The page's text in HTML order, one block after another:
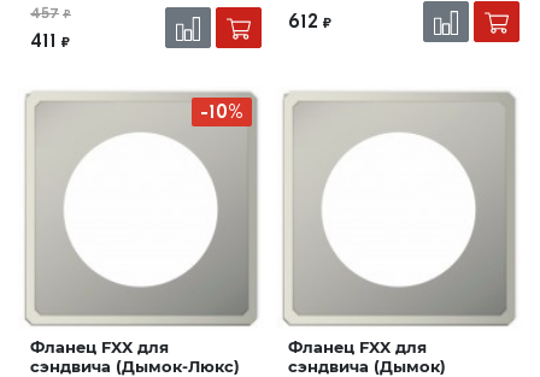
457 ₽
411 ₽
612 ₽
-10%
Фланец FXX для
сэндвича (Дымок-Люкс)
Фланец FXX для
сэндвича (Дымок)